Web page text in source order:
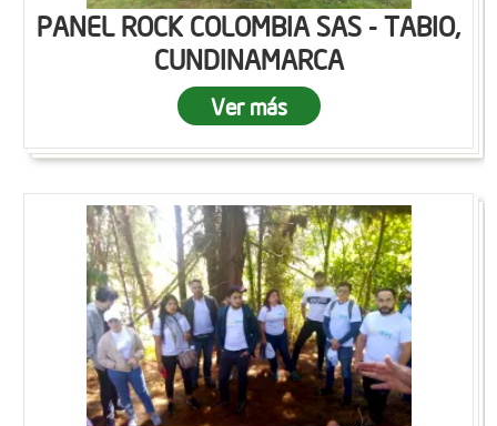
PANEL ROCK COLOMBIA SAS - TABIO,
CUNDINAMARCA
Ver más